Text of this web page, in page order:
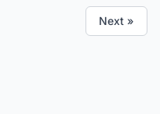
Next »